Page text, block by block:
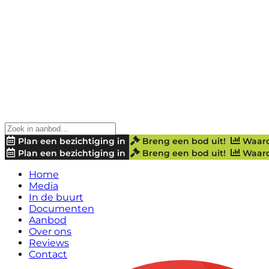
Plan een bezichtiging in Breng een bod uit!
Plan een bezichtiging in
Breng een bod uit!
Home
Media
In de buurt
Documenten
Aanbod
Over ons
Reviews
Contact